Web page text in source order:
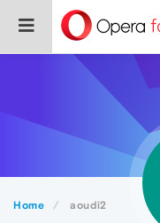
Home aoudi2